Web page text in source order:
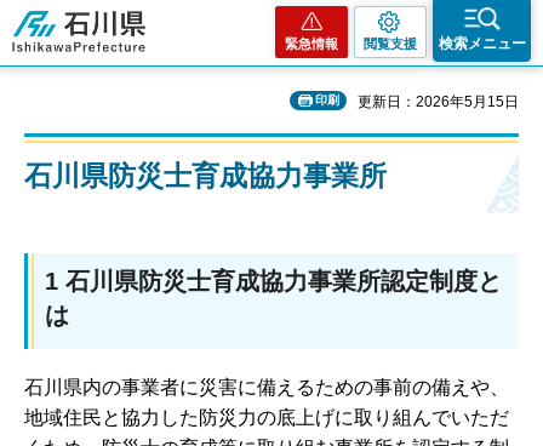
石川県
緊急情報 閲覧支援 検索メニュー
印刷 更新日：2026年5月15日
石川県防災士育成協力事業所
1 石川県防災士育成協力事業所認定制度と
は
石川県内の事業者に災害に備えるための事前の備えや、
地域住民と協力した防災力の底上げに取り組んでいただ